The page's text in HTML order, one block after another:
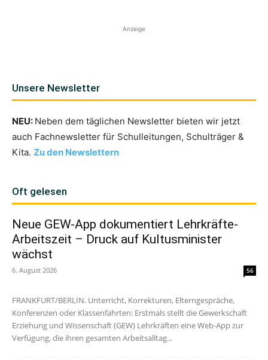
Anzeige
Unsere Newsletter
NEU: Neben dem täglichen Newsletter bieten wir jetzt
auch Fachnewsletter für Schulleitungen, Schulträger &
Kita. Zu den Newslettern
Oft gelesen
Neue GEW-App dokumentiert Lehrkräfte-
Arbeitszeit – Druck auf Kultusminister
wächst
6. August 2026 56
FRANKFURT/BERLIN. Unterricht, Korrekturen, Elterngespräche,
Konferenzen oder Klassenfahrten: Erstmals stellt die Gewerkschaft
Erziehung und Wissenschaft (GEW) Lehrkräften eine Web-App zur
Verfügung, die ihren gesamten Arbeitsalltag...